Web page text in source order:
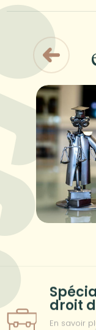
droit
En savoir